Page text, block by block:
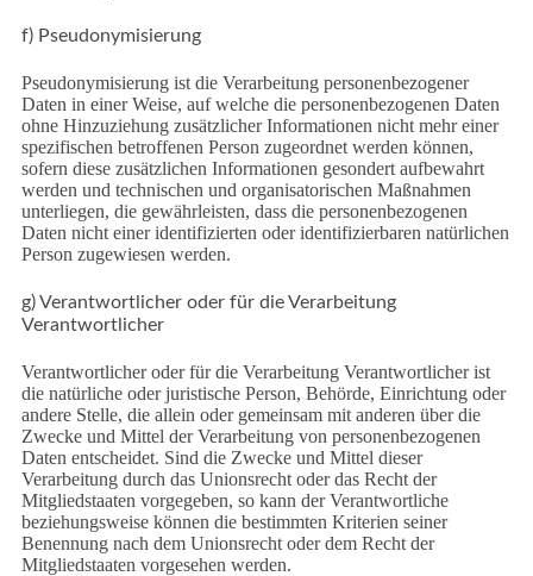
f) Pseudonymisierung
Pseudonymisierung ist die Verarbeitung personenbezogener
Daten in einer Weise, auf welche die personenbezogenen Daten
ohne Hinzuziehung zusätzlicher Informationen nicht mehr einer
spezifischen betroffenen Person zugeordnet werden können,
sofern diese zusätzlichen Informationen gesondert aufbewahrt
werden und technischen und organisatorischen Maßnahmen
unterliegen, die gewährleisten, dass die personenbezogenen
Daten nicht einer identifizierten oder identifizierbaren natürlichen
Person zugewiesen werden.
g) Verantwortlicher oder für die Verarbeitung
Verantwortlicher
Verantwortlicher oder für die Verarbeitung Verantwortlicher ist
die natürliche oder juristische Person, Behörde, Einrichtung oder
andere Stelle, die allein oder gemeinsam mit anderen über die
Zwecke und Mittel der Verarbeitung von personenbezogenen
Daten entscheidet. Sind die Zwecke und Mittel dieser
Verarbeitung durch das Unionsrecht oder das Recht der
Mitgliedstaaten vorgegeben, so kann der Verantwortliche
beziehungsweise können die bestimmten Kriterien seiner
Benennung nach dem Unionsrecht oder dem Recht der
Mitgliedstaaten vorgesehen werden.